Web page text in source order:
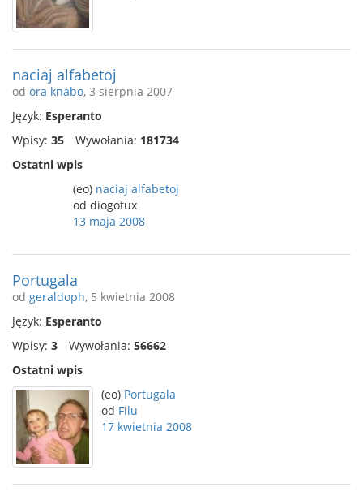
naciaj alfabetoj
od ora knabo, 3 sierpnia 2007
Język: Esperanto
Wpisy: 35 Wywołania: 181734
Ostatni wpis
(eo) naciaj alfabetoj
od diogotux
13 maja 2008
Portugala
od geraldoph, 5 kwietnia 2008
Język: Esperanto
Wpisy: 3 Wywołania: 56662
Ostatni wpis
(eo) Portugala
od Filu
17 kwietnia 2008